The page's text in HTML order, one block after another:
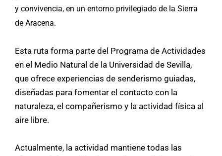
y convivencia, en un entorno privilegiado de la Sierra
de Aracena.
Esta ruta forma parte del Programa de Actividades
en el Medio Natural de la Universidad de Sevilla,
que ofrece experiencias de senderismo guiadas,
diseñadas para fomentar el contacto con la
naturaleza, el compañerismo y la actividad física al
aire libre.
Actualmente, la actividad mantiene todas las